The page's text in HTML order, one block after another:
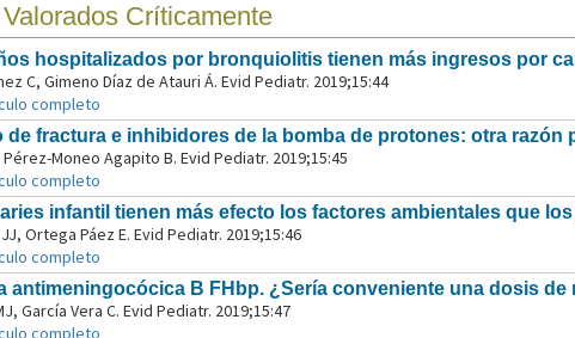
Críticamente
hospitalizados por bronquiolitis tienen más ingresos por
C, Gimeno Díaz de Atauri Á. Evid Pediatr. 2019;15:44
completo
de fractura e inhibidores de la bomba de protones: otra razón
Moneo Agapito B. Evid Pediatr. 2019;15:45
completo
infantil tienen más efecto los factores ambientales que
Ortega Páez E. Evid Pediatr. 2019;15:46
completo
antimeningocócica B FHbp. ¿Sería conveniente una dosis de
García Vera C. Evid Pediatr. 2019;15:47
completo